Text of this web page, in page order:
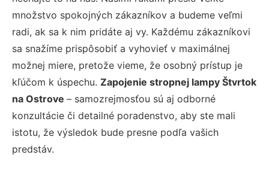
množstvo spokojných zákazníkov a budeme veľmi
radi, ak sa k nim pridáte aj vy. Každému zákazníkovi
sa snažíme prispôsobiť a vyhovieť v maximálnej
možnej miere, pretože vieme, že osobný prístup je
kľúčom k úspechu. Zapojenie stropnej lampy Štvrtok
na Ostrove – samozrejmosťou sú aj odborné
konzultácie či detailné poradenstvo, aby ste mali
istotu, že výsledok bude presne podľa vašich
predstáv.